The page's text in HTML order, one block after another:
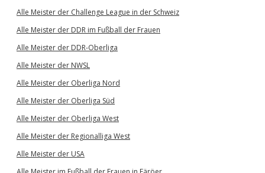
Alle Meister der Challenge League in der Schweiz
Alle Meister der DDR im Fußball der Frauen
Alle Meister der DDR-Oberliga
Alle Meister der NWSL
Alle Meister der Oberliga Nord
Alle Meister der Oberliga Süd
Alle Meister der Oberliga West
Alle Meister der Regionalliga West
Alle Meister der USA